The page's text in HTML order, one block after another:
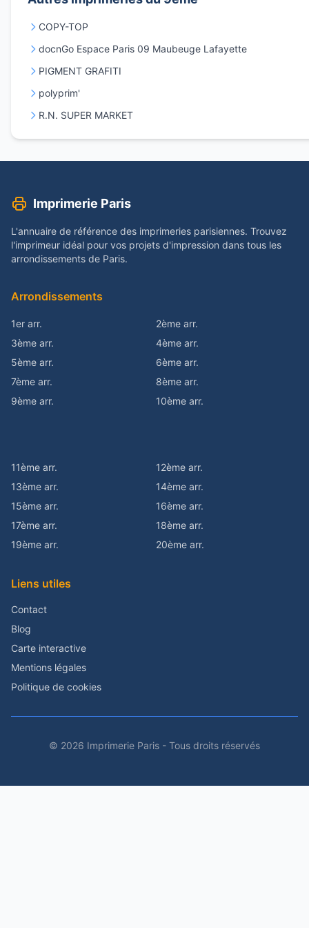
COPY-TOP
docnGo Espace Paris 09 Maubeuge Lafayette
PIGMENT GRAFITI
polyprim'
R.N. SUPER MARKET
Imprimerie Paris
L'annuaire de référence des imprimeries parisiennes. Trouvez
l'imprimeur idéal pour vos projets d'impression dans tous les
arrondissements de Paris.
Arrondissements
1er arr.
2ème arr.
3ème arr.
4ème arr.
5ème arr.
6ème arr.
7ème arr.
8ème arr.
9ème arr.
10ème arr.
11ème arr.
12ème arr.
13ème arr.
14ème arr.
15ème arr.
16ème arr.
17ème arr.
18ème arr.
19ème arr.
20ème arr.
Liens utiles
Contact
Blog
Carte interactive
Mentions légales
Politique de cookies
© 2026 Imprimerie Paris - Tous droits réservés